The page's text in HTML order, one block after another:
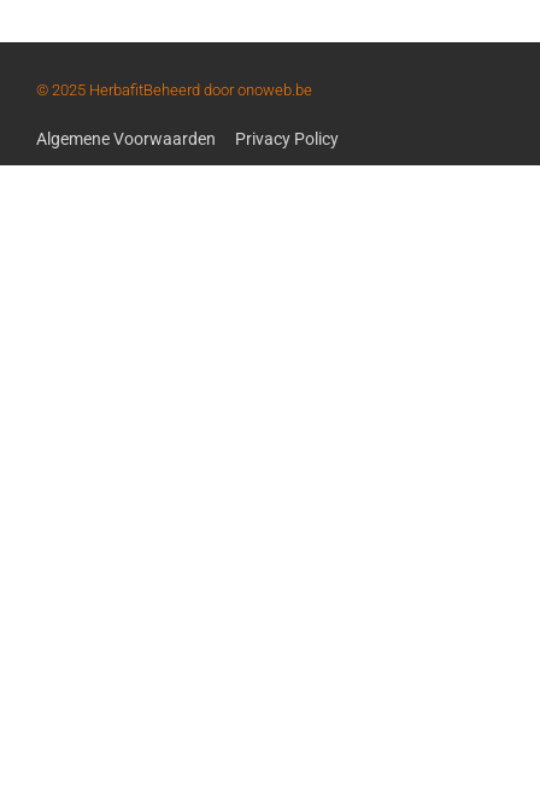
© 2025 HerbafitBeheerd door onoweb.be
Algemene Voorwaarden Privacy Policy